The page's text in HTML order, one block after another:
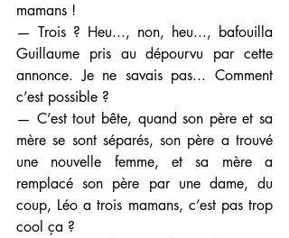
mamans !
— Trois ? Heu..., non, heu..., bafouilla
Guillaume pris au dépourvu par cette
annonce. Je ne savais pas... Comment
c’est possible ?
— C’est tout bête, quand son père et sa
mère se sont séparés, son père a trouvé
une nouvelle femme, et sa mère a
remplacé son père par une dame, du
coup, Léo a trois mamans, c’est pas trop
cool ça ?